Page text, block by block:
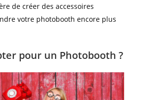
de créer des accessoires
votre photobooth encore plus
pour un Photobooth ?